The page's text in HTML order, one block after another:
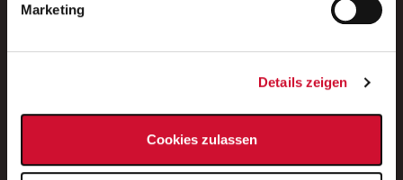
Marketing
Details zeigen
Cookies zulassen
E-Mail-Adresse eintragen